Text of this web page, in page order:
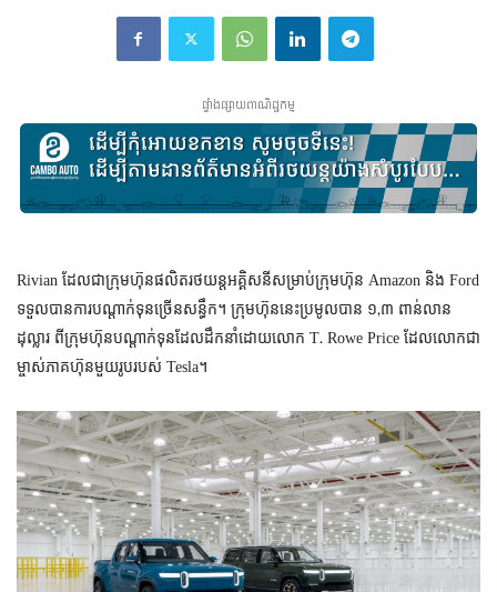
ផ្ទាំងផ្សាយពាណិជ្ជកម្ម
Rivian ដែល​ជា​ក្រុមហ៊ុន​ផលិត​រថយន្ត​អគ្គិសនី​សម្រាប់​ក្រុមហ៊ុន Amazon និង Ford
ទទួល​បាន​ការ​បណ្ដាក់​ទុន​ច្រើន​សន្ធឹក។ ក្រុមហ៊ុន​នេះ​​ប្រមូល​បាន ១,៣ ពាន់​លាន​
ដុល្លារ​ ពី​​ក្រុមហ៊ុន​បណ្ដាក់​ទុន​ដែល​ដឹក​នាំ​ដោយ​លោក T. Rowe Price ដែល​លោក​ជា​
ម្ចាស់​ភាគហ៊ុន​មួយ​រូប​របស់ Tesla។